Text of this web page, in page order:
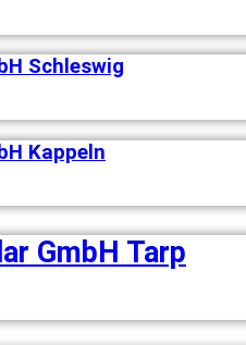
Schleswig
Kappeln
GmbH Tarp